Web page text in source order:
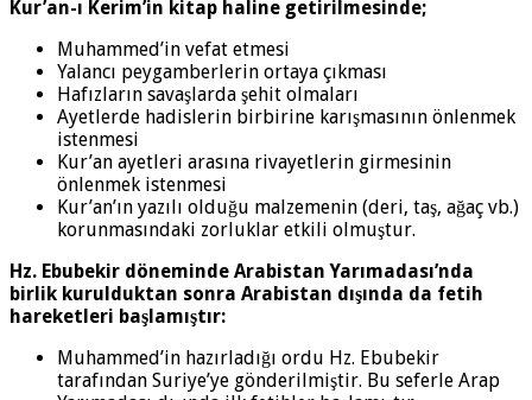
Kur’an-ı Kerim’in kitap haline getirilmesinde;
Muhammed’in vefat etmesi
Yalancı peygamberlerin ortaya çıkması
Hafızların savaşlarda şehit olmaları
Ayetlerde hadislerin birbirine karışmasının önlenmek
istenmesi
Kur’an ayetleri arasına rivayetlerin girmesinin
önlenmek istenmesi
Kur’an’ın yazılı olduğu malzemenin (deri, taş, ağaç vb.)
korunmasındaki zorluklar etkili olmuştur.
Hz. Ebubekir döneminde Arabistan Yarımadası’nda
birlik kurulduktan sonra Arabistan dışında da fetih
hareketleri başlamıştır:
Muhammed’in hazırladığı ordu Hz. Ebubekir
tarafından Suriye’ye gönderilmiştir. Bu seferle Arap